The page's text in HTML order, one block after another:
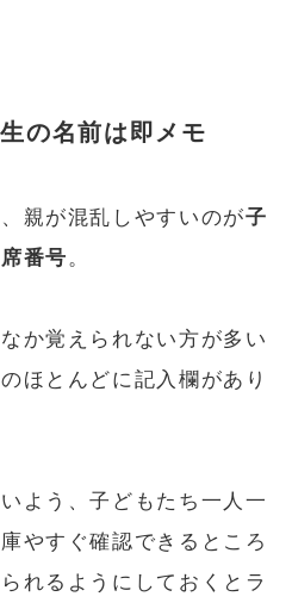
の名前は即メモ
親が混乱しやすいのが子
番号 。
か覚えられない方が多い
ほとんどに記入欄があり
よう、子どもたち一人一
やすぐ確認できるところ
れるようにしておくとラ